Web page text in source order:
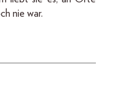
nie war.